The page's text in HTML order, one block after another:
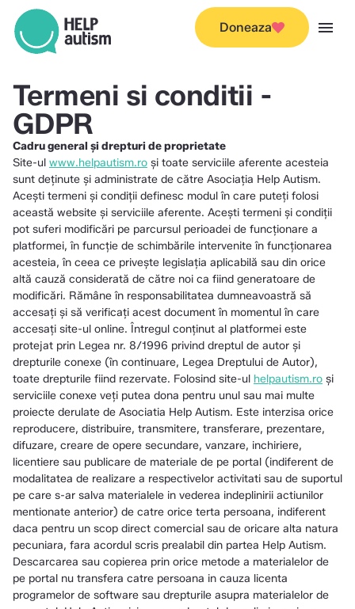
Doneaza menu
Termeni si conditii -
GDPR
Cadru general și drepturi de proprietate
Site-ul www.helpautism.ro și toate serviciile aferente acesteia
sunt deținute și administrate de către Asociația Help Autism.
Aceşti termeni şi condiţii definesc modul în care puteţi folosi
această website şi serviciile aferente. Aceşti termeni şi condiţii
pot suferi modificări pe parcursul perioadei de funcţionare a
platformei, în funcţie de schimbările intervenite în funcţionarea
acesteia, în ceea ce priveşte legislaţia aplicabilă sau din orice
altă cauză considerată de către noi ca fiind generatoare de
modificări. Rămâne în responsabilitatea dumneavoastră să
accesaţi şi să verificaţi acest document în momentul în care
accesaţi site-ul online. Întregul conţinut al platformei este
protejat prin Legea nr. 8/1996 privind dreptul de autor şi
drepturile conexe (în continuare, Legea Dreptului de Autor),
toate drepturile fiind rezervate. Folosind site-ul helpautism.ro şi
serviciile conexe veţi putea dona pentru unul sau mai multe
proiecte derulate de Asociatia Help Autism. Este interzisa orice
reproducere, distribuire, transmitere, transferare, prezentare,
difuzare, creare de opere secundare, vanzare, inchiriere,
licentiere sau publicare de materiale de pe portal (indiferent de
modalitatea de realizare a respectivelor activitati sau de suportul
pe care s-ar salva materialele in vederea indeplinirii actiunilor
mentionate anterior) de catre orice terta persoana, indiferent
daca pentru un scop direct comercial sau de oricare alta natura
pecuniara, fara acordul scris prealabil din partea Help Autism.
Descarcarea sau copierea prin orice metode a materialelor de
pe portal nu transfera catre persoana in cauza licenta
programelor de software sau drepturile asupra materialelor de